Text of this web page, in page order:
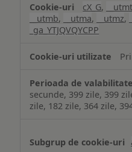
cX_G, __utmt
__utmb, __utma, __utmz,
_ga_YTJQVQYCPP
secunde, 399 zile, 399
zile, 182 zile, 364 zile,